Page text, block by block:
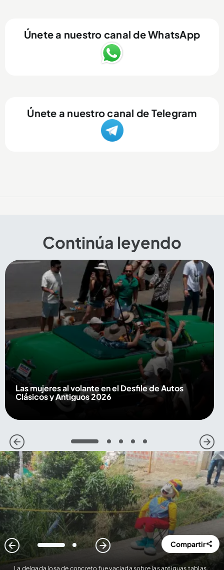
Únete a nuestro canal de WhatsApp
Únete a nuestro canal de Telegram
Continúa leyendo
Las mujeres al volante en el Desfile de Autos
Clásicos y Antiguos 2026
1 2 3 4 5
La delgada losa de concreto fue vaciada sobre las antiguas tablas.
1 2 Compartir